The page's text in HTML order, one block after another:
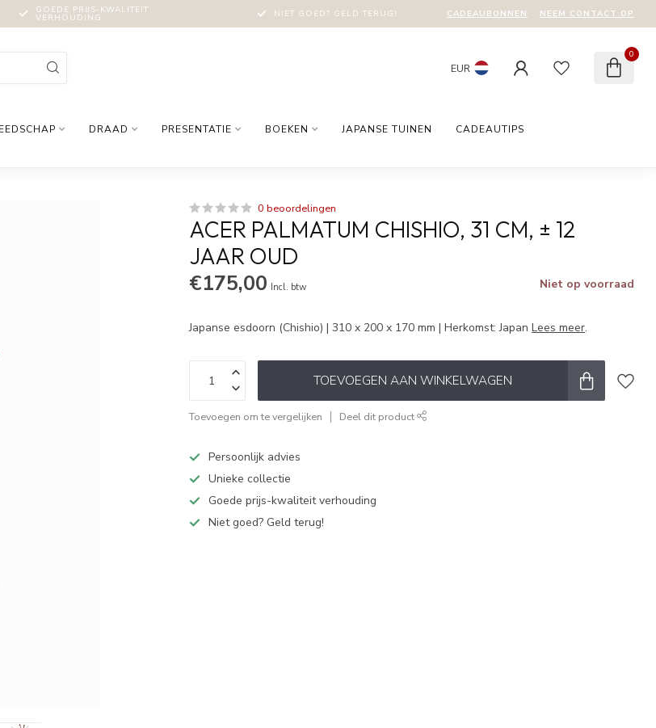
GOEDE PRIJS-KWALITEIT
VERHOUDING NIET GOED? GELD TERUG! CADEAUBONNEN NEEM CONTACT OP
EUR
0
DRAAD PRESENTATIE BOEKEN JAPANSE TUINEN CADEAUTIPS
0 beoordelingen
ACER PALMATUM CHISHIO, 31 CM, ± 12
JAAR OUD
€175,00 Incl. btw Niet op voorraad
Japanse esdoorn (Chishio) | 310 x 200 x 170 mm | Herkomst: JapanLees meer.
TOEVOEGEN AAN WINKELWAGEN
Toevoegen om te vergelijken Deel dit product
Persoonlijk advies
Unieke collectie
Goede prijs-kwaliteit verhouding
Niet goed? Geld terug!